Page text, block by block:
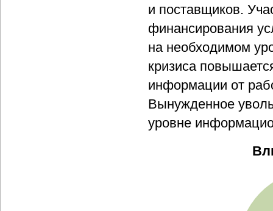
и поставщиков.
финансирования
на необходимом
кризиса
информации от
Вынужденное
уровне